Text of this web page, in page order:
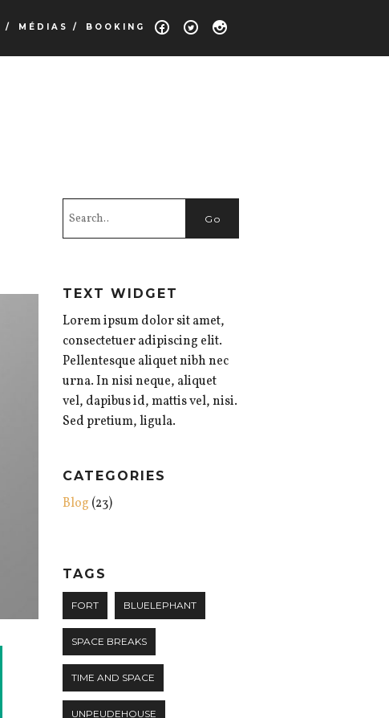
/ MÉDIAS / BOOKING
TEXT WIDGET
Lorem ipsum dolor sit amet,
consectetuer adipiscing elit.
Pellentesque aliquet nibh nec
urna. In nisi neque, aliquet
vel, dapibus id, mattis vel, nisi.
Sed pretium, ligula.
CATEGORIES
Blog (23)
TAGS
FORT BLUELEPHANT
SPACE BREAKS
TIME AND SPACE
UNPEUDEHOUSE